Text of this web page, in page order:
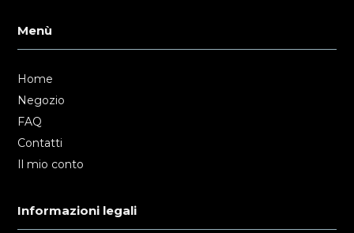
Menù
Home
Negozio
FAQ
Contatti
Il mio conto
Informazioni legali